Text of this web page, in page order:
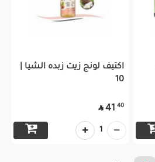
اكتيف لونج زيت زبده الشيا |
10
40
41

1